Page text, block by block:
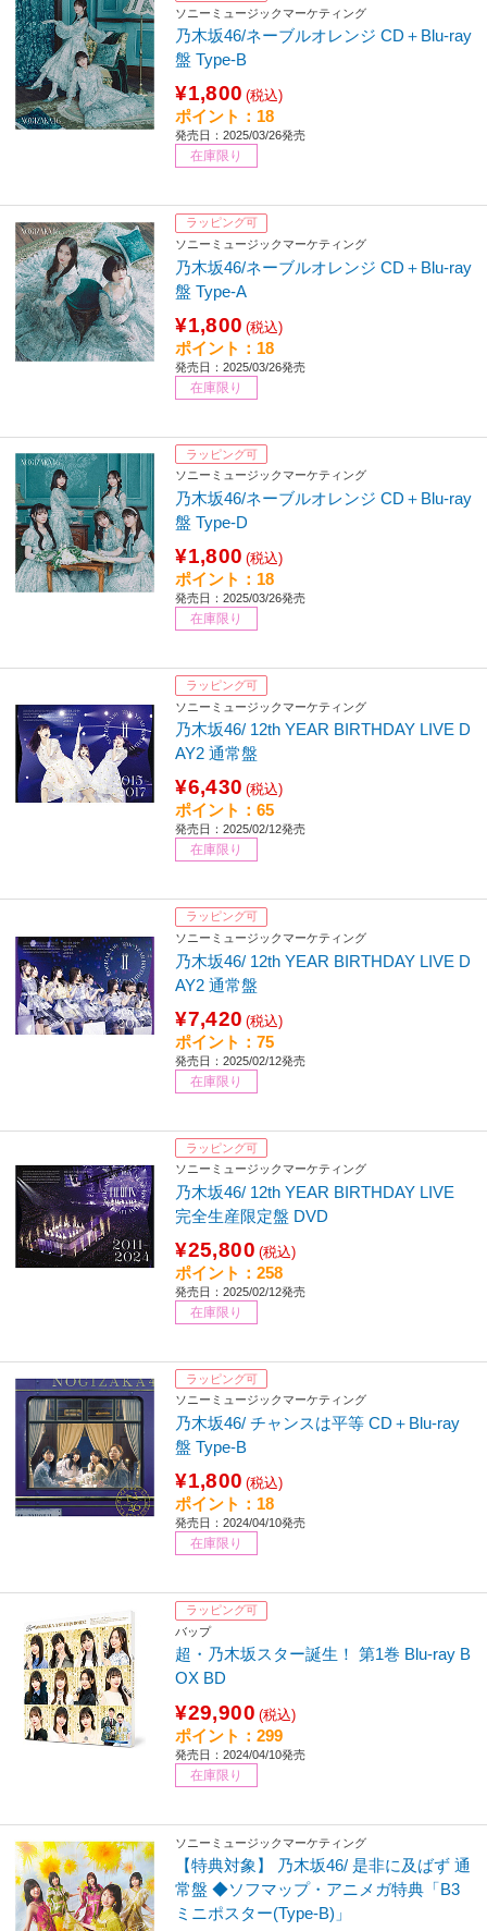
ソニーミュージックマーケティング
乃木坂46/ネーブルオレンジ CD＋Blu-ray
盤 Type-B
¥1,800 (税込)
ポイント：18
発売日：2025/03/26発売
在庫限り
ラッピング可
ソニーミュージックマーケティング
乃木坂46/ネーブルオレンジ CD＋Blu-ray
盤 Type-A
¥1,800 (税込)
ポイント：18
発売日：2025/03/26発売
在庫限り
ラッピング可
ソニーミュージックマーケティング
乃木坂46/ネーブルオレンジ CD＋Blu-ray
盤 Type-D
¥1,800 (税込)
ポイント：18
発売日：2025/03/26発売
在庫限り
ラッピング可
ソニーミュージックマーケティング
乃木坂46/ 12th YEAR BIRTHDAY LIVE D
AY2 通常盤
¥6,430 (税込)
ポイント：65
発売日：2025/02/12発売
在庫限り
ラッピング可
ソニーミュージックマーケティング
乃木坂46/ 12th YEAR BIRTHDAY LIVE D
AY2 通常盤
¥7,420 (税込)
ポイント：75
発売日：2025/02/12発売
在庫限り
ラッピング可
ソニーミュージックマーケティング
乃木坂46/ 12th YEAR BIRTHDAY LIVE
完全生産限定盤 DVD
¥25,800 (税込)
ポイント：258
発売日：2025/02/12発売
在庫限り
ラッピング可
ソニーミュージックマーケティング
乃木坂46/ チャンスは平等 CD＋Blu-ray
盤 Type-B
¥1,800 (税込)
ポイント：18
発売日：2024/04/10発売
在庫限り
ラッピング可
バップ
超・乃木坂スター誕生！ 第1巻 Blu-ray B
OX BD
¥29,900 (税込)
ポイント：299
発売日：2024/04/10発売
在庫限り
ソニーミュージックマーケティング
【特典対象】 乃木坂46/ 是非に及ばず 通
常盤 ◆ソフマップ・アニメガ特典「B3
ミニポスター(Type-B)」